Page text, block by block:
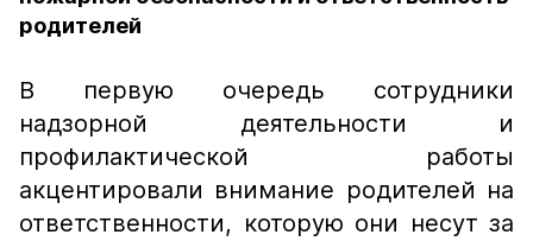
родителей
В первую очередь сотрудники
надзорной деятельности и
профилактической работы
акцентировали внимание родителей на
ответственности, которую они несут за